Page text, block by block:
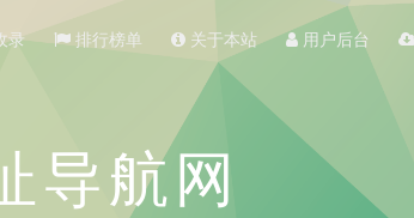
录 排行榜单 关于本站 用户后台
导航网